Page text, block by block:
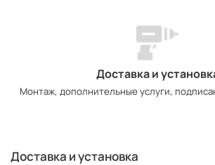
Доставка и
Монтаж, дополнительные услуги,
Доставка и установка